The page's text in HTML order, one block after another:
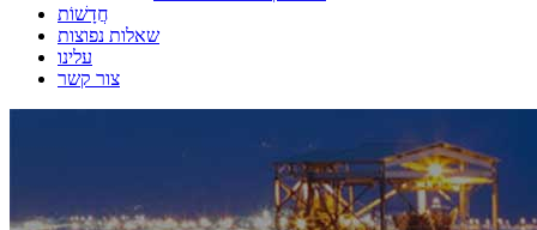
חֲדָשׁוֹת
שאלות נפוצות
עלינו
צור קשר